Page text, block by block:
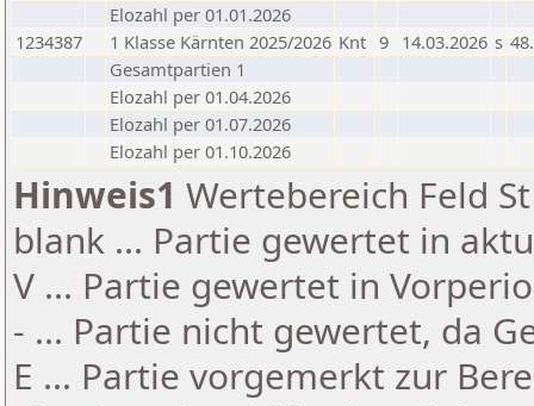
Elozahl per 01.01.2026
1234387
1 Klasse Kärnten 2025/2026 Knt 9 14.03.2026 s
Gesamtpartien 1
Elozahl per 01.04.2026
Elozahl per 01.07.2026
Elozahl per 01.10.2026
Hinweis1 Wertebereich Feld
blank ... Partie gewertet in
V ... Partie gewertet in
- ... Partie nicht gewertet, da
E ... Partie vorgemerkt zur